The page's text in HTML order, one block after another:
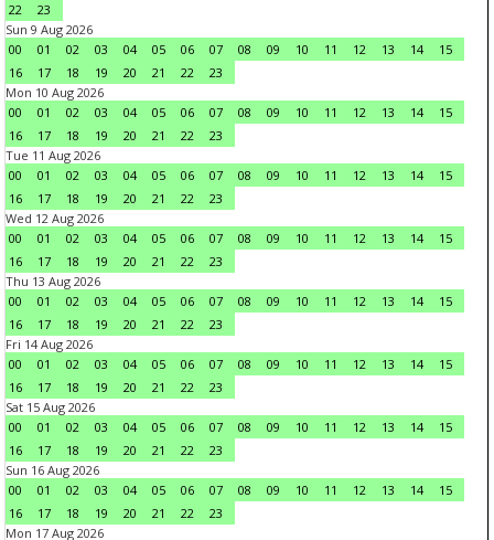
22
23
Sun 9 Aug 2026
00
01 02 03 04 05 06 07 08 09 10 11 12 13 14
15
16
17 18 19 20 21 22
23
Mon 10 Aug 2026
00
01 02 03 04 05 06 07 08 09 10 11 12 13 14
15
16
17 18 19 20 21 22
23
Tue 11 Aug 2026
00
01 02 03 04 05 06 07 08 09 10 11 12 13 14
15
16
17 18 19 20 21 22
23
Wed 12 Aug 2026
00
01 02 03 04 05 06 07 08 09 10 11 12 13 14
15
16
17 18 19 20 21 22
23
Thu 13 Aug 2026
00
01 02 03 04 05 06 07 08 09 10 11 12 13 14
15
16
17 18 19 20 21 22
23
Fri 14 Aug 2026
00
01 02 03 04 05 06 07 08 09 10 11 12 13 14
15
16
17 18 19 20 21 22
23
Sat 15 Aug 2026
00
01 02 03 04 05 06 07 08 09 10 11 12 13 14
15
16
17 18 19 20 21 22
23
Sun 16 Aug 2026
00
01 02 03 04 05 06 07 08 09 10 11 12 13 14
15
16
17 18 19 20 21 22
23
Mon 17 Aug 2026